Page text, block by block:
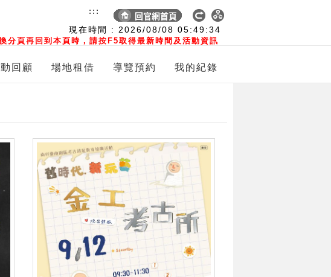
現在時間 : 2026/08/08 05:49:35
分頁再回到本頁時，請按F5取得最新時間及活動資訊
:::
回顧 場地租借 導覽預約 我的紀錄